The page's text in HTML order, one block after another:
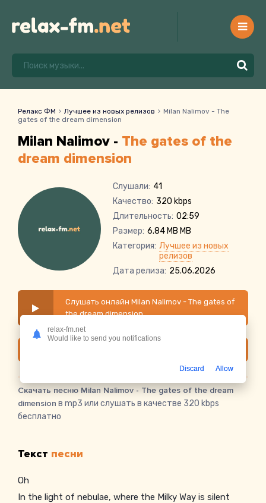
Релакс ФМ Лучшее из новых релизов
Milan Nalimov - The
gates of the dream dimension
Milan Nalimov - The gates of the
dream dimension
Слушали: 41
Качество: 320 kbps
Длительность: 02:59
Размер: 6.84 MB MB
Категория: Лучшее из новых
релизов
Дата релиза: 25.06.2026
Слушать онлайн Milan Nalimov - The gates of
the dream dimension
Скачать песню Milan Nalimov - The gates of the dream
dimension в mp3 или слушать в качестве 320 kbps
бесплатно
Текст песни
Oh
In the light of nebulae, where the Milky Way is silent
relax-fm.net
Would like to send you notifications
Discard Allow